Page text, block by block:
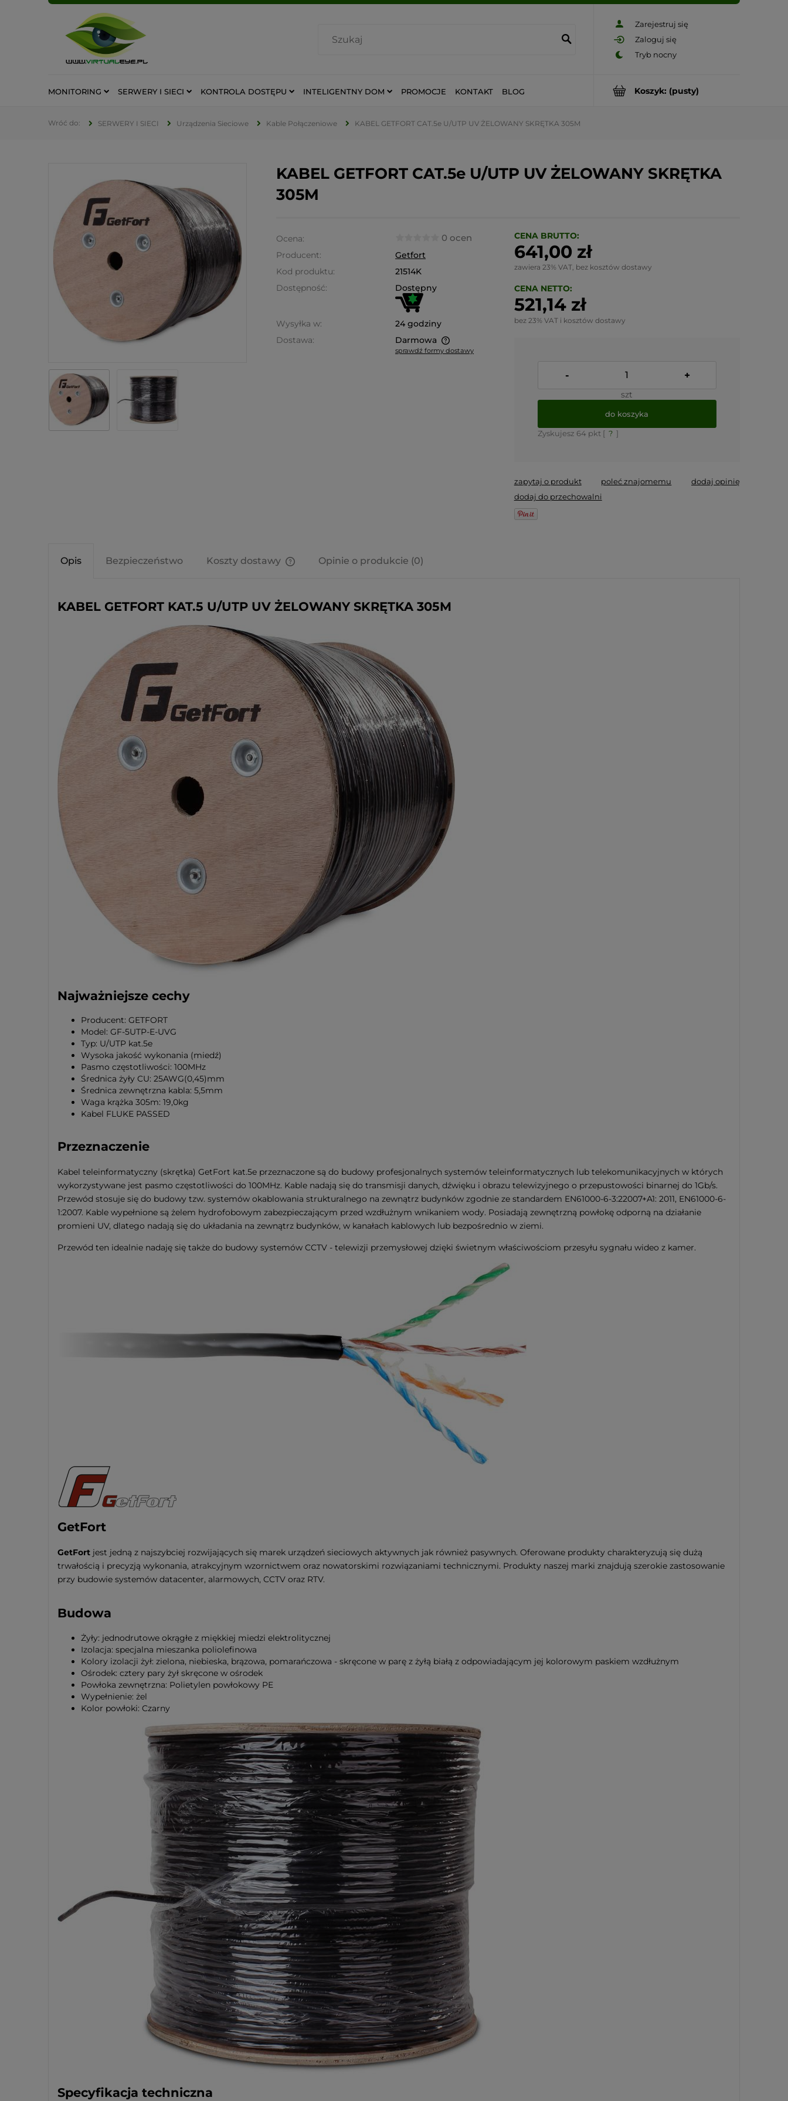
Zarejestruj się
Zaloguj się
Koszyk: (pusty)
MONITORING SERWERY I SIECI KONTROLA DOSTĘPU INTELIGENTNY DOM PROMOCJE KONTAKT BLOG
SERWERY I SIECI Urządzenia Sieciowe Kable Połączeniowe KABEL GETFORT CAT.5e U/UTP UV ŻELOWANY SKRĘTKA 305M
KABEL GETFORT CAT.5e U/UTP UV ŻELOWANY SKRĘTKA
305M
Ocena: 0 ocen
Producent:
Getfort
Kod produktu:
21514K
Dostępność:
Dostępny
Wysyłka w:
24 godziny
Dostawa:
Darmowa
sprawdź formy dostawy
CENA BRUTTO:
641,00 zł
zawiera 23% VAT, bez kosztów dostawy
CENA NETTO:
521,14 zł
bez 23% VAT i kosztów dostawy
- +
szt
do koszyka
Zyskujesz 64 pkt [ ? ]
zapytaj o produkt poleć znajomemu
dodaj opinię
dodaj do przechowalni
Opis Bezpieczeństwo Koszty dostawy Opinie o produkcie (0)
KABEL GETFORT KAT.5 U/UTP UV ŻELOWANY SKRĘTKA 305M
Najważniejsze cechy
Producent: GETFORT
Model: GF-5UTP-E-UVG
Typ: U/UTP kat.5e
Wysoka jakość wykonania (miedź)
Pasmo częstotliwości: 100MHz
Średnica żyły CU: 25AWG(0,45)mm
Średnica zewnętrzna kabla: 5,5mm
Waga krążka 305m: 19,0kg
Kabel FLUKE PASSED
Przeznaczenie
Kabel teleinformatyczny (skrętka) GetFort kat.5e przeznaczone są do budowy profesjonalnych systemów teleinformatycznych lub telekomunikacyjnych w których
wykorzystywane jest pasmo częstotliwości do 100MHz. Kable nadają się do transmisji danych, dźwięku i obrazu telewizyjnego o przepustowości binarnej do 1Gb/s.
Przewód stosuje się do budowy tzw. systemów okablowania strukturalnego na zewnątrz budynków zgodnie ze standardem EN61000-6-3:22007+A1: 2011, EN61000-6-
1:2007. Kable wypełnione są żelem hydrofobowym zabezpieczającym przed wzdłużnym wnikaniem wody. Posiadają zewnętrzną powłokę odporną na działanie
promieni UV, dlatego nadają się do układania na zewnątrz budynków, w kanałach kablowych lub bezpośrednio w ziemi.
Przewód ten idealnie nadaję się także do budowy systemów CCTV - telewizji przemysłowej dzięki świetnym właściwościom przesyłu sygnału wideo z kamer.
GetFort
GetFort jest jedną z najszybciej rozwijających się marek urządzeń sieciowych aktywnych jak również pasywnych. Oferowane produkty charakteryzują się dużą
trwałością i precyzją wykonania, atrakcyjnym wzornictwem oraz nowatorskimi rozwiązaniami technicznymi. Produkty naszej marki znajdują szerokie zastosowanie
przy budowie systemów datacenter, alarmowych, CCTV oraz RTV.
Budowa
Żyły: jednodrutowe okrągłe z miękkiej miedzi elektrolitycznej
Izolacja: specjalna mieszanka poliolefinowa
Kolory izolacji żył: zielona, niebieska, brązowa, pomarańczowa - skręcone w parę z żyłą białą z odpowiadającym jej kolorowym paskiem wzdłużnym
Ośrodek: cztery pary żył skręcone w ośrodek
Powłoka zewnętrzna: Polietylen powłokowy PE
Wypełnienie: żel
Kolor powłoki: Czarny
Specyfikacja techniczna